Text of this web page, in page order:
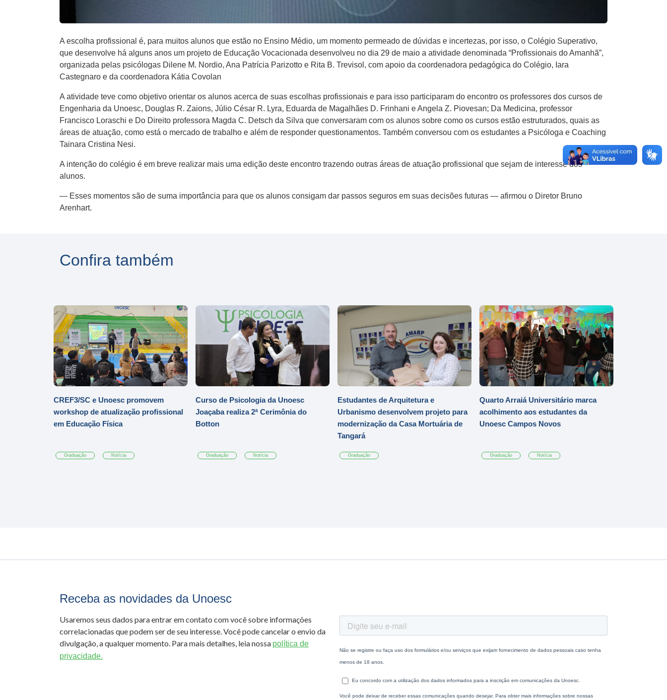
A escolha profissional é, para muitos alunos que estão no Ensino Médio, um momento permeado de dúvidas e incertezas, por isso, o Colégio Superativo,
que desenvolve há alguns anos um projeto de Educação Vocacionada desenvolveu no dia 29 de maio a atividade denominada “Profissionais do Amanhã”,
organizada pelas psicólogas Dilene M. Nordio, Ana Patrícia Parizotto e Rita B. Trevisol, com apoio da coordenadora pedagógica do Colégio, Iara
Castegnaro e da coordenadora Kátia Covolan
A atividade teve como objetivo orientar os alunos acerca de suas escolhas profissionais e para isso participaram do encontro os professores dos cursos de
Engenharia da Unoesc, Douglas R. Zaions, Júlio César R. Lyra, Eduarda de Magalhães D. Frinhani e Angela Z. Piovesan; Da Medicina, professor
Francisco Loraschi e Do Direito professora Magda C. Detsch da Silva que conversaram com os alunos sobre como os cursos estão estruturados, quais as
áreas de atuação, como está o mercado de trabalho e além de responder questionamentos. Também conversou com os estudantes a Psicóloga e Coaching
Tainara Cristina Nesi.
A intenção do colégio é em breve realizar mais uma edição deste encontro trazendo outras áreas de atuação profissional que sejam de interesse dos
alunos.
— Esses momentos são de suma importância para que os alunos consigam dar passos seguros em suas decisões futuras — afirmou o Diretor Bruno
Arenhart.
Confira também
CREF3/SC e Unoesc promovem
workshop de atualização profissional
em Educação Física
Graduação Notícia
Curso de Psicologia da Unoesc
Joaçaba realiza 2ª Cerimônia do
Botton
Graduação Notícia
Estudantes de Arquitetura e
Urbanismo desenvolvem projeto para
modernização da Casa Mortuária de
Tangará
Graduação
Quarto Arraiá Universitário marca
acolhimento aos estudantes da
Unoesc Campos Novos
Graduação Notícia
Receba as novidades da Unoesc
Usaremos seus dados para entrar em contato com você sobre informações
correlacionadas que podem ser de seu interesse. Você pode cancelar o envio da
divulgação, a qualquer momento. Para mais detalhes, leia nossa política de
privacidade.